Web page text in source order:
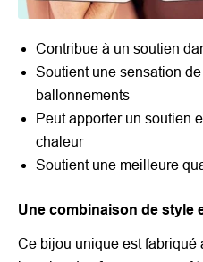
Contribue à un soutien
Soutient une sensation
ballonnements
Peut apporter un soutien
chaleur
Soutient une meilleure
Une combinaison de style
Ce bijou unique est fabriqué